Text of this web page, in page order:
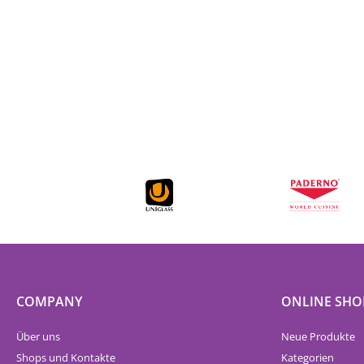
COMPANY
Über uns
Shops und Kontakte
ONLINE
Neue Produkte
Kategorien